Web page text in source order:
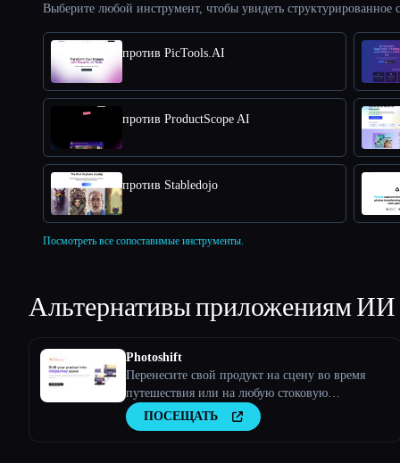
Выберите любой инструмент, чтобы увидеть
против PicTools.AI
против ProductScope AI
против Stabledojo
Посмотреть все сопоставимые инструменты.
Альтернативы приложениям ИИ
Photoshift
Перенесите свой продукт на сцену во время
путешествия или на любую стоковую
фотографию
ПОСЕЩАТЬ